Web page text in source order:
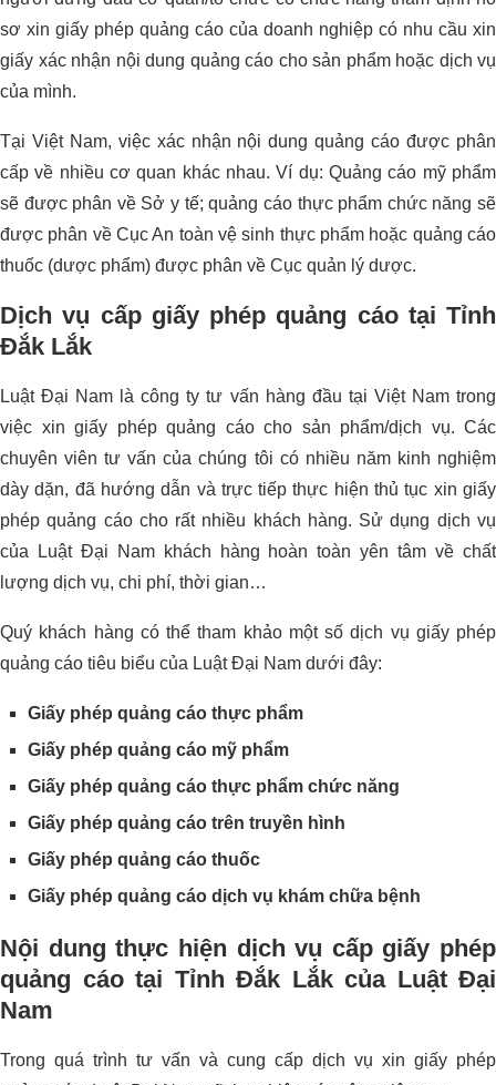
sơ xin giấy phép quảng cáo của doanh nghiệp có nhu cầu xin
giấy xác nhận nội dung quảng cáo cho sản phẩm hoặc dịch vụ
của mình.
Tại Việt Nam, việc xác nhận nội dung quảng cáo được phân
cấp về nhiều cơ quan khác nhau. Ví dụ: Quảng cáo mỹ phẩm
sẽ được phân về Sở y tế; quảng cáo thực phẩm chức năng sẽ
được phân về Cục An toàn vệ sinh thực phẩm hoặc quảng cáo
thuốc (dược phẩm) được phân về Cục quản lý dược.
Dịch vụ cấp giấy phép quảng cáo tại Tỉnh
Đắk Lắk
Luật Đại Nam là công ty tư vấn hàng đầu tại Việt Nam trong
việc xin giấy phép quảng cáo cho sản phẩm/dịch vụ. Các
chuyên viên tư vấn của chúng tôi có nhiều năm kinh nghiệm
dày dặn, đã hướng dẫn và trực tiếp thực hiện thủ tục xin giấy
phép quảng cáo cho rất nhiều khách hàng. Sử dụng dịch vụ
của Luật Đại Nam khách hàng hoàn toàn yên tâm về chất
lượng dịch vụ, chi phí, thời gian…
Quý khách hàng có thể tham khảo một số dịch vụ giấy phép
quảng cáo tiêu biểu của Luật Đại Nam dưới đây:
Giấy phép quảng cáo thực phẩm
Giấy phép quảng cáo mỹ phẩm
Giấy phép quảng cáo thực phẩm chức năng
Giấy phép quảng cáo trên truyền hình
Giấy phép quảng cáo thuốc
Giấy phép quảng cáo dịch vụ khám chữa bệnh
Nội dung thực hiện dịch vụ cấp giấy phép
quảng cáo tại Tỉnh Đắk Lắk của Luật Đại
Nam
Trong quá trình tư vấn và cung cấp dịch vụ xin giấy phép